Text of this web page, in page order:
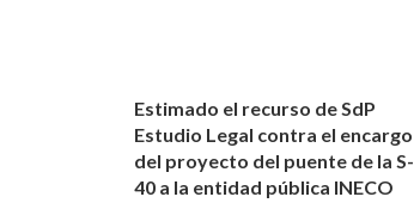
NOTICIAS Y BLOG JURÍDICO
Estimado el recurso de SdP
Estudio Legal contra el encargo
del proyecto del puente de la S-
40 a la entidad pública INECO